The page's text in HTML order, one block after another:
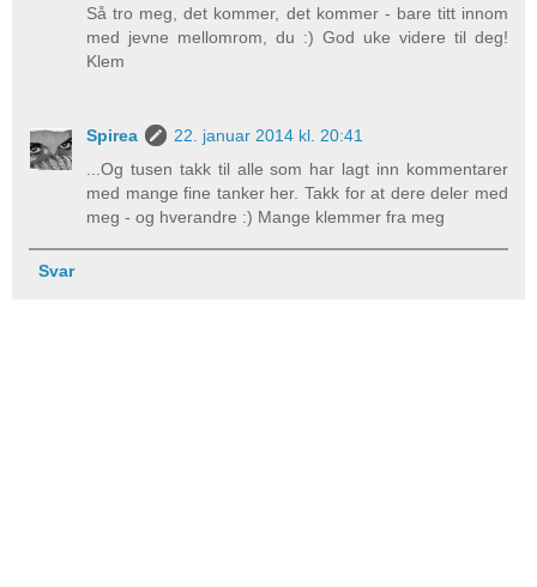
Så tro meg, det kommer, det kommer - bare titt innom
med jevne mellomrom, du :) God uke videre til deg!
Klem
Spirea
22. januar 2014 kl. 20:41
...Og tusen takk til alle som har lagt inn kommentarer
med mange fine tanker her. Takk for at dere deler med
meg - og hverandre :) Mange klemmer fra meg
Svar